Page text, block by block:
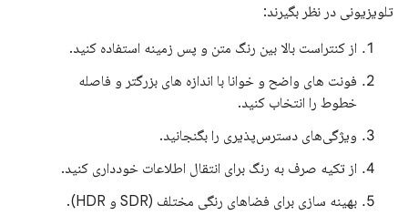
تلویزیونی در نظر بگیرند:
از کنتراست بالا بین رنگ متن و پس زمینه استفاده کنید.
فونت های واضح و خوانا با اندازه های بزرگتر و فاصله
خطوط را انتخاب کنید.
ویژگی‌های دسترس‌پذیری را بگنجانید.
از تکیه صرف به رنگ برای انتقال اطلاعات خودداری کنید.
بهینه سازی برای فضاهای رنگی مختلف (SDR و HDR).